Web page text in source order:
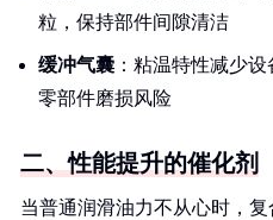
粒，保持部件间隙清洁
缓冲气囊 ：粘温特性减少
零部件磨损风险
二、性能提升的催化剂
当普通润滑油力不从心时，复